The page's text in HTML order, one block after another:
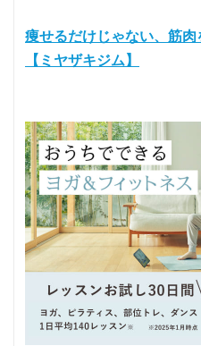
痩せるだけじゃない、筋
【ミヤザキジム】